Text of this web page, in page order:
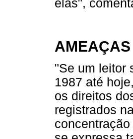
elas",
AMEAÇAS
"Se um leitor
1987 até
os direitos
registrados